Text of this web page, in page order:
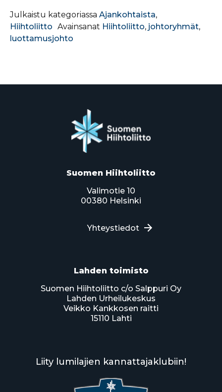
Julkaistu kategoriassa Ajankohtaista,
Hiihtoliitto Avainsanat Hiihtoliitto, johtoryhmät,
luottamusjohto
Suomen Hiihtoliitto
Valimotie 10
00380 Helsinki
Yhteystiedot
Lahden toimisto
Suomen Hiihtoliitto c/o Salppuri Oy
Lahden Urheilukeskus
Veikko Kankkosen raitti
15110 Lahti
Liity lumilajien kannattajaklubiin!